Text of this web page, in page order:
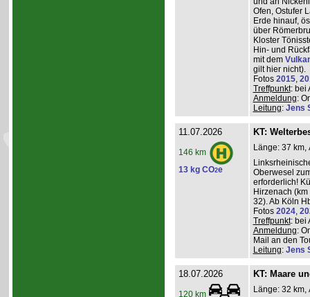
Ofen, Ostufer
Erde hinauf,
über
Kloster
Hin- und
mit dem
gilt hier nicht).
Fotos 2015,
Treffpunkt: bei
Anmeldung:
Leitung: Jens
11.07.2026
146 km
13 kg CO2e
KT:
Länge: 37 km,
Oberwesel
erforderlich!
Hirzenach
32). Ab Köln
Fotos 2024,
Treffpunkt: bei
Anmeldung:
Mail an den
Leitung: Jens
18.07.2026
120 km
KT: Maare
Länge: 32 km,